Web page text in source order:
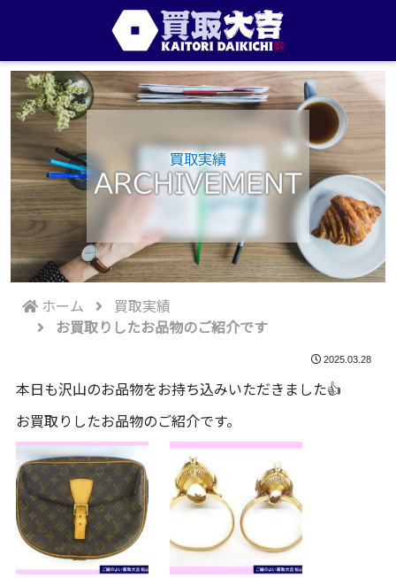
買取実績
ARCHIVEMENT
ホーム
買取実績
お買取りしたお品物のご紹介です
2025.03.28
本日も沢山のお品物をお持ち込みいただきました👍
お買取りしたお品物のご紹介です。